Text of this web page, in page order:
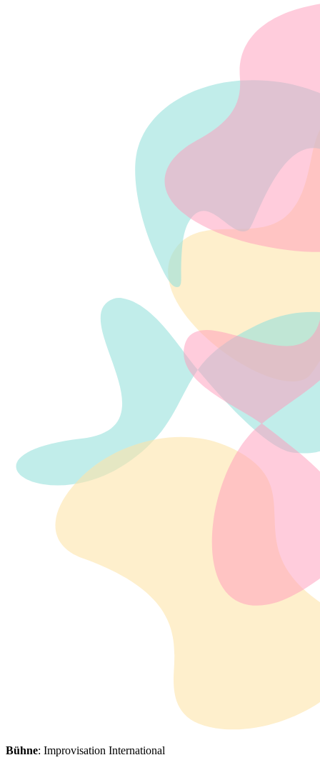
Bühne: Improvisation International